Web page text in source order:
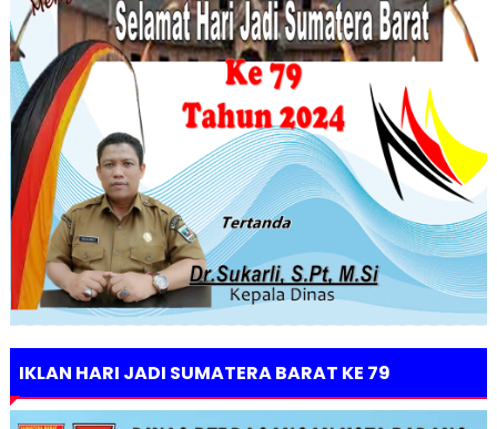
IKLAN HARI JADI SUMATERA BARAT KE 79